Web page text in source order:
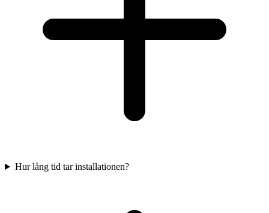
Hur lång tid tar installationen?